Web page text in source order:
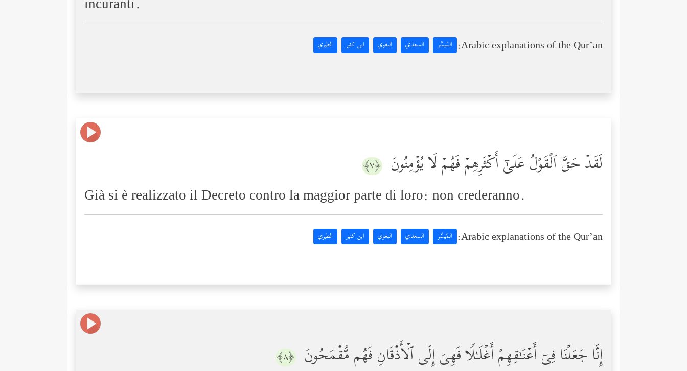
incuranti.
Arabic explanations of the Qur’an: المُيسَّر السعدي البغوي ابن كثير الطبري
لَقَدۡ حَقَّ ٱلۡقَوۡلُ عَلَىٰۤ أَكۡثَرِهِمۡ فَهُمۡ لَا یُؤۡمِنُونَ ﴿٧﴾
Già si è realizzato il Decreto contro la maggior parte di loro: non crederanno.
Arabic explanations of the Qur’an: المُيسَّر السعدي البغوي ابن كثير الطبري
إِنَّا جَعَلۡنَا فِیۤ أَعۡنَـٰقِهِمۡ أَغۡلَـٰلࣰا فَهِیَ إِلَى ٱلۡأَذۡقَانِ فَهُم مُّقۡمَحُونَ ﴿٨﴾